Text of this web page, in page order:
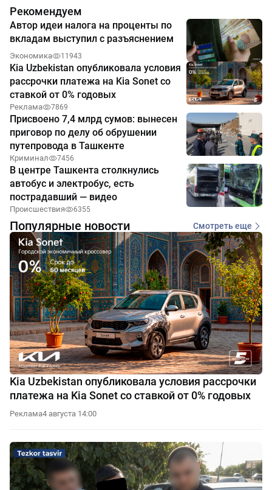
Рекомендуем
Автор идеи налога на проценты по
вкладам выступил с разъяснением
Экономика 11943
Kia Uzbekistan опубликовала условия
рассрочки платежа на Kia Sonet со
ставкой от 0% годовых
Реклама 7869
Присвоено 7,4 млрд сумов: вынесен
приговор по делу об обрушении
путепровода в Ташкенте
Криминал 7456
В центре Ташкента столкнулись
автобус и электробус, есть
пострадавший — видео
Происшествия 6355
Популярные новости Смотреть еще
Kia Uzbekistan опубликовала условия рассрочки
платежа на Kia Sonet со ставкой от 0% годовых
Реклама4 августа 14:00